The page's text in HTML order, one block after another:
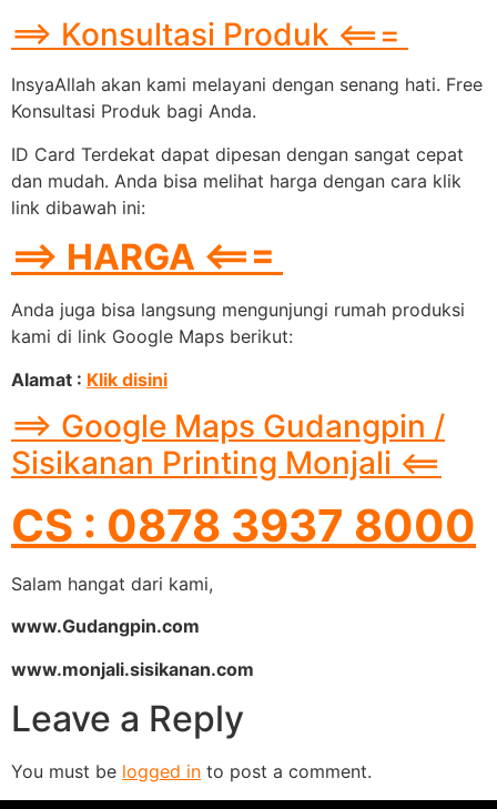
==> Konsultasi Produk <===
InsyaAllah akan kami melayani dengan senang hati. Free
Konsultasi Produk bagi Anda.
ID Card Terdekat dapat dipesan dengan sangat cepat
dan mudah. Anda bisa melihat harga dengan cara klik
link dibawah ini:
==> HARGA <===
Anda juga bisa langsung mengunjungi rumah produksi
kami di link Google Maps berikut:
Alamat : Klik disini
==> Google Maps Gudangpin /
Sisikanan Printing Monjali <==
CS : 0878 3937 8000
Salam hangat dari kami,
www.Gudangpin.com
www.monjali.sisikanan.com
Leave a Reply
You must be logged in to post a comment.